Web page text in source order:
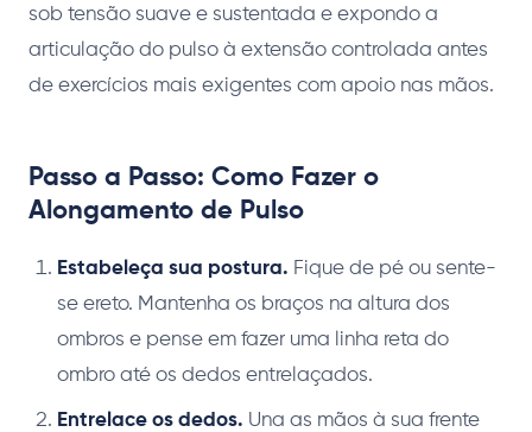
sob tensão suave e sustentada e expondo a
articulação do pulso à extensão controlada antes
de exercícios mais exigentes com apoio nas mãos.
Passo a Passo: Como Fazer o
Alongamento de Pulso
Estabeleça sua postura. Fique de pé ou sente-
se ereto. Mantenha os braços na altura dos
ombros e pense em fazer uma linha reta do
ombro até os dedos entrelaçados.
Entrelace os dedos. Una as mãos à sua frente